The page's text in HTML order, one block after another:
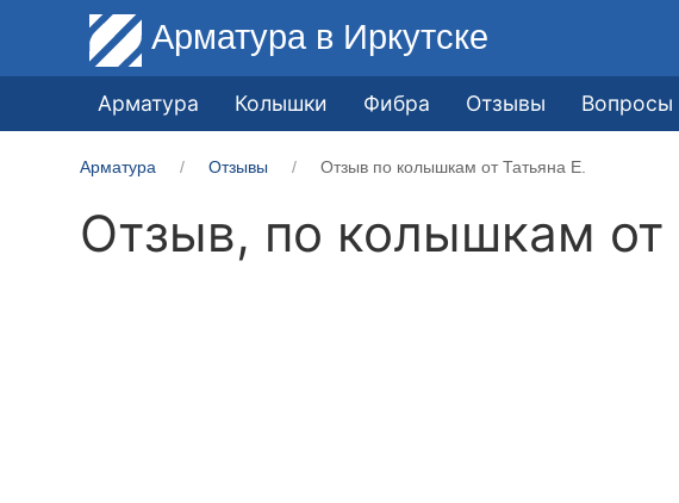
Арматура в Иркутске
Арматура Колышки Фибра Отзывы Вопросы
Арматура Отзывы Отзыв по колышкам от Татьяна Е.
Отзыв, по колышкам от